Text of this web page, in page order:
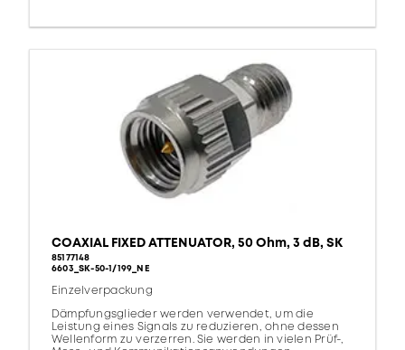
COAXIAL FIXED ATTENUATOR, 50 Ohm, 3 dB, SK
85177148
6603_SK-50-1/199_NE
Einzelverpackung
Dämpfungsglieder werden verwendet, um die
Leistung eines Signals zu reduzieren, ohne dessen
Wellenform zu verzerren. Sie werden in vielen Prüf-,